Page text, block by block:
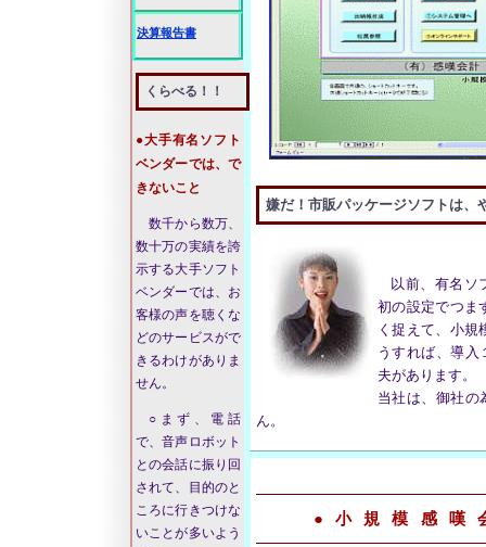
決算報告書
嫌だ！市販パッケージソフトは、
以前、有名ソ
初の設定でつま
く捉えて、小規
うすれば、導入
夫があります。
当社は、御社の
ん。
くらべる！！
●大手有名ソフト
ベンダーでは、で
きないこと
数千から数万、
数十万の実績を誇
示する大手ソフト
ベンダーでは、お
客様の声を聴くな
どのサービスがで
きるわけがありま
せん。
○まず、電話
で、音声ロボット
との会話に振り回
されて、目的のと
ころに行きつけな
いことが多いよう
●小規模感嘆